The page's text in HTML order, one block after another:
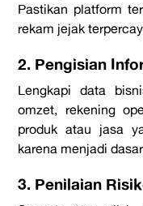
Pastikan platform
rekam jejak
2. Pengisian
Lengkapi data
omzet, rekening
produk atau jasa
karena menjadi
3. Penilaian